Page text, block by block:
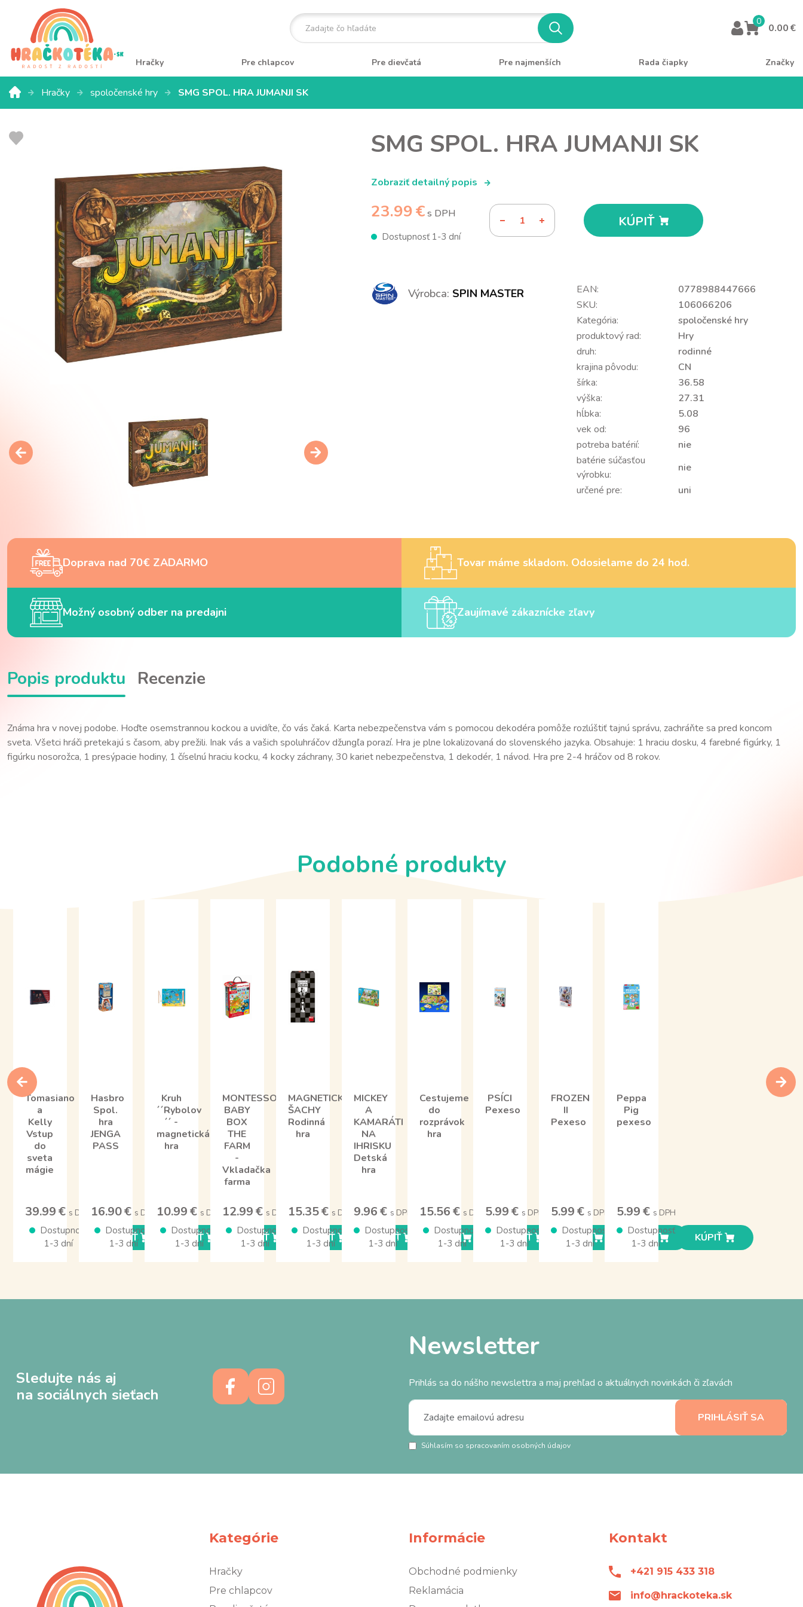
0
0.00 €
Hračky Pre chlapcov Pre dievčatá Pre najmenších Rada čiapky Značky
Hračky spoločenské hry SMG SPOL. HRA JUMANJI SK
SMG SPOL. HRA JUMANJI SK
Zobraziť detailný popis
23.99 € s DPH
Dostupnosť 1-3 dní
KÚPIŤ
Výrobca: SPIN MASTER EAN:
0778988447666
SKU:
106066206
Kategória:
spoločenské hry
produktový rad:
Hry
druh:
rodinné
krajina pôvodu:
CN
šírka:
36.58
výška:
27.31
hĺbka:
5.08
vek od:
96
potreba batérií:
nie
batérie súčasťou
výrobku:
nie
určené pre:
uni
Doprava nad 70€ ZADARMO Tovar máme skladom. Odosielame do 24 hod.
Možný osobný odber na predajni Zaujímavé zákaznícke zľavy
Popis produktu Recenzie
Známa hra v novej podobe. Hoďte osemstrannou kockou a uvidíte, čo vás čaká. Karta nebezpečenstva vám s pomocou dekodéra pomôže rozlúštiť tajnú správu, zachráňte sa pred koncom
sveta. Všetci hráči pretekajú s časom, aby prežili. Inak vás a vašich spoluhráčov džungľa porazí. Hra je plne lokalizovaná do slovenského jazyka. Obsahuje: 1 hraciu dosku, 4 farebné figúrky, 1
figúrku nosorožca, 1 presýpacie hodiny, 1 číselnú hraciu kocku, 4 kocky záchrany, 30 kariet nebezpečenstva, 1 dekodér, 1 návod. Hra pre 2-4 hráčov od 8 rokov.
Podobné produkty
Tomasiano
a
Kelly
Vstup
do
sveta
mágie
39.99 € s DPH
Dostupnosť
1-3 dní
KÚPIŤ
Hasbro
Spol.
hra
JENGA
PASS
16.90 € s DPH
Dostupnosť
1-3 dní
KÚPIŤ
Kruh
´´Rybolov
´´ -
magnetická
hra
10.99 € s DPH
Dostupnosť
1-3 dní
KÚPIŤ
MONTESSORI
BABY
BOX
THE
FARM
-
Vkladačka
farma
12.99 € s DPH
Dostupnosť
1-3 dní
KÚPIŤ
MAGNETICKÉ
ŠACHY
Rodinná
hra
15.35 € s DPH
Dostupnosť
1-3 dní
KÚPIŤ
MICKEY
A
KAMARÁTI
NA
IHRISKU
Detská
hra
9.96 € s DPH
Dostupnosť
1-3 dní
KÚPIŤ
Cestujeme
do
rozprávok
hra
15.56 € s DPH
Dostupnosť
1-3 dní
KÚPIŤ
PSÍCI
Pexeso
5.99 € s DPH
Dostupnosť
1-3 dní
KÚPIŤ
FROZEN
II
Pexeso
5.99 € s DPH
Dostupnosť
1-3 dní
KÚPIŤ
Peppa
Pig
pexeso
5.99 € s DPH
Dostupnosť
1-3 dní
KÚPIŤ
Sledujte nás aj
na sociálnych sieťach
Newsletter
Prihlás sa do nášho newslettra a maj prehľad o aktuálnych novinkách či zľavách
Súhlasím so spracovaním osobných údajov
Kategórie
Hračky
Pre chlapcov
Informácie
Obchodné podmienky
Reklamácia
Kontakt
+421 915 433 318
info@hrackoteka.sk